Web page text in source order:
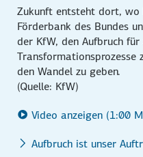
Zukunft entsteht dort, wo
Förderbank des Bundes
der KfW, den Aufbruch
Transformationsprozesse
den Wandel zu geben.
(Quelle: KfW)
Video anzeigen (1:00
Aufbruch ist unser